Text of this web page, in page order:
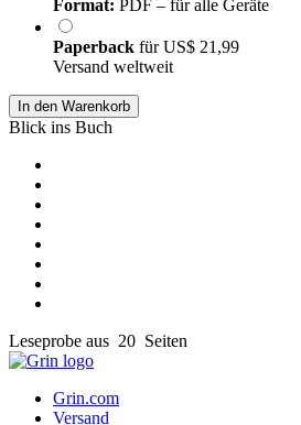
Format: PDF – für alle Geräte
Paperback fürUS$ 21,99
Versand weltweit
In den Warenkorb
Blick ins Buch